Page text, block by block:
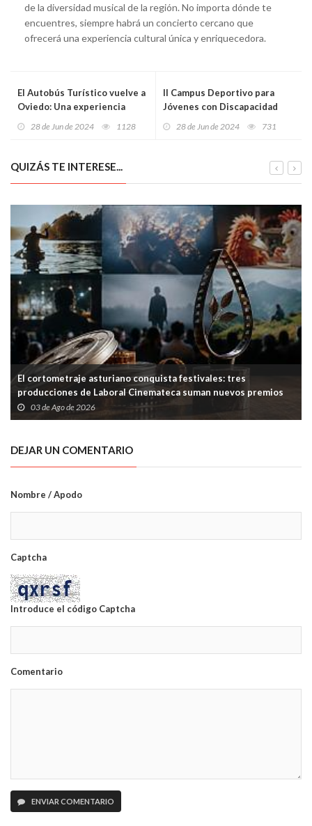
de la diversidad musical de la región. No importa dónde te
encuentres, siempre habrá un concierto cercano que
ofrecerá una experiencia cultural única y enriquecedora.
El Autobús Turístico vuelve a
Oviedo: Una experiencia
28 de Jun de 2024 1128
II Campus Deportivo para
Jóvenes con Discapacidad
28 de Jun de 2024 731
QUIZÁS TE INTERESE...
El cortometraje asturiano conquista festivales: tres
producciones de Laboral Cinemateca suman nuevos premios
03 de Ago de 2026
DEJAR UN COMENTARIO
Nombre / Apodo
Captcha
Introduce el código Captcha
Comentario
ENVIAR COMENTARIO